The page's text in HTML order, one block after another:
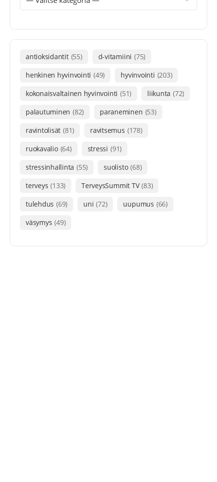
antioksidantit (55) d-vitamiini (75)
henkinen hyvinvointi (49) hyvinvointi (203)
kokonaisvaltainen hyvinvointi (51) liikunta (72)
palautuminen (82) paraneminen (53)
ravintolisät (81) ravitsemus (178)
ruokavalio (64) stressi (91)
stressinhallinta (55) suolisto (68)
terveys (133) TerveysSummit TV (83)
tulehdus (69) uni (72) uupumus (66)
väsymys (49)